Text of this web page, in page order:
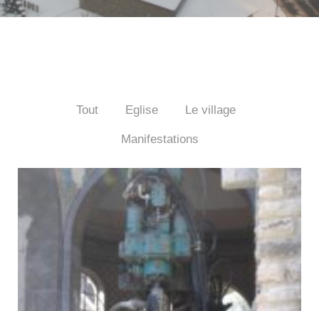
Tout Eglise Le village
Manifestations